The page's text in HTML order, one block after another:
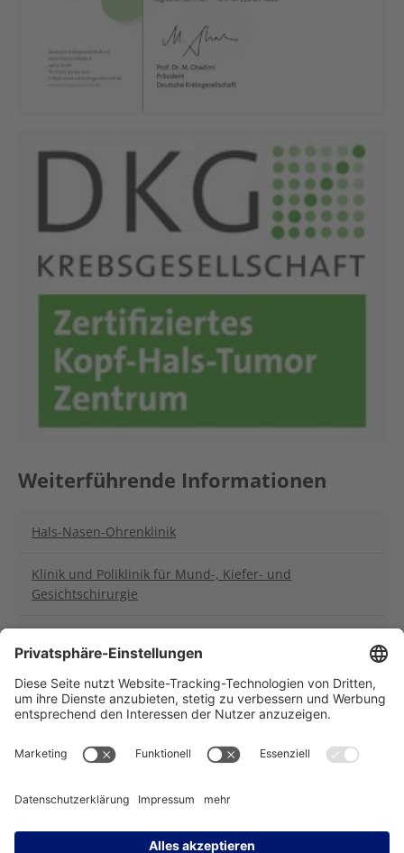
Weiterführende Informationen
Hals-Nasen-Ohrenklinik
Klinik und Poliklinik für Mund-, Kiefer- und
Gesichtschirurgie